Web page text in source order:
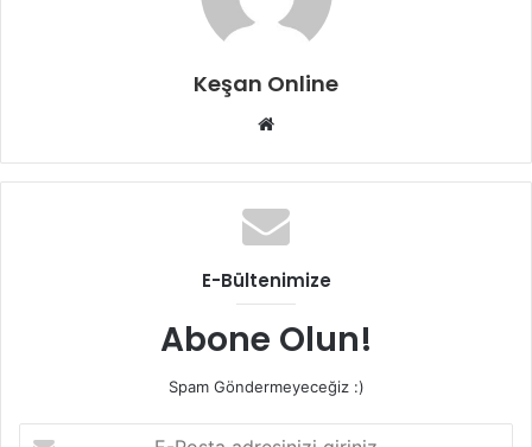
Keşan Online
Web
E-Bültenimize
Abone Olun!
Spam Göndermeyeceğiz :)